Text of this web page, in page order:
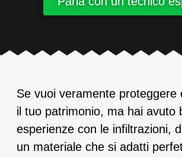
Se vuoi veramente proteggere
il tuo patrimonio, ma hai avuto
esperienze con le infiltrazioni,
un materiale che si adatti